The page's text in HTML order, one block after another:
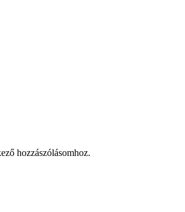
hozzászólásomhoz.